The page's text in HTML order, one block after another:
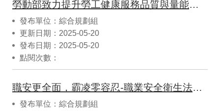
勞動部致力提升勞工健康服務品質與量能與企業共同守護健康勞動力
發布單位：綜合規劃組
更新日期：2025-05-20
發布日期：2025-05-20
點閱次數：
職安更全面，霸凌零容忍-職業安全衛生法修正草案送行政院審查
發布單位：綜合規劃組